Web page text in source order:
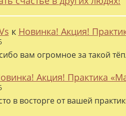
к Новинка! Акция!
вам огромное за такой
Акция! Практика
в восторге от вашей